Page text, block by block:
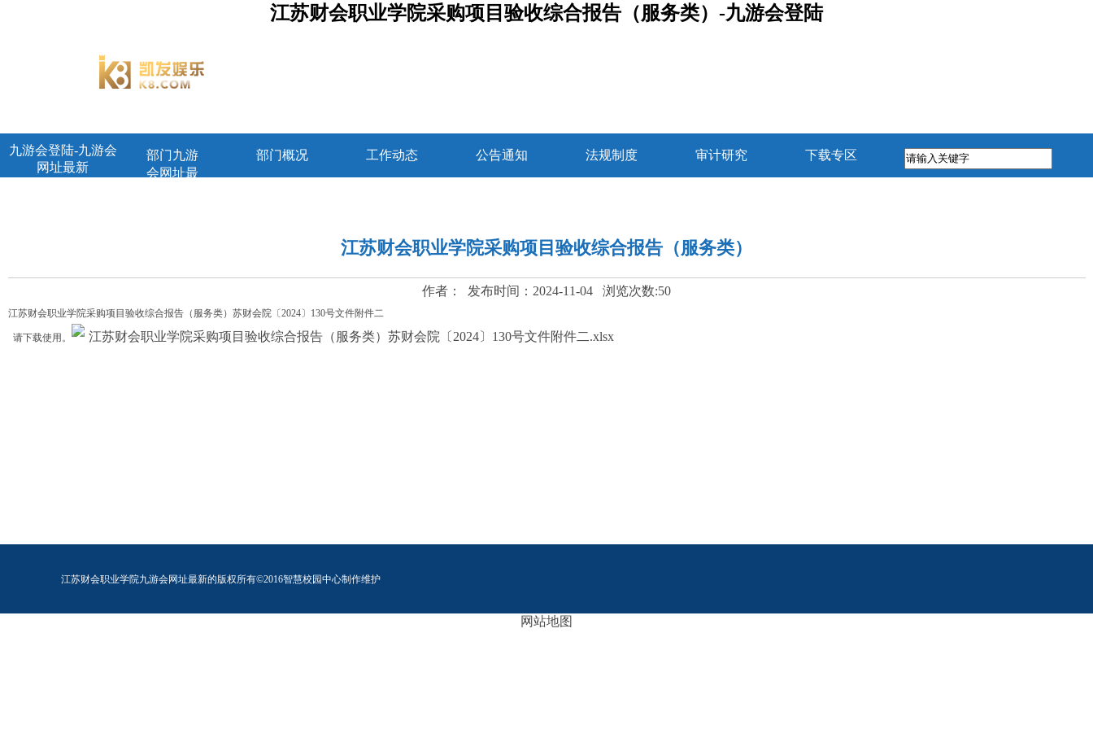
江苏财会职业学院采购项目验收综合报告（服务类）-九游会登陆
九游会登陆-九游会
网址最新
部门九游
会网址最
部门概况 工作动态 公告通知 法规制度 审计研究 下载专区
江苏财会职业学院采购项目验收综合报告（服务类）
作者： 发布时间：2024-11-04 浏览次数:50
江苏财会职业学院采购项目验收综合报告（服务类）苏财会院〔2024〕130号文件附件二
请下载使用。 江苏财会职业学院采购项目验收综合报告（服务类）苏财会院〔2024〕130号文件附件二.xlsx
江苏财会职业学院九游会网址最新的版权所有©2016智慧校园中心制作维护
网站地图